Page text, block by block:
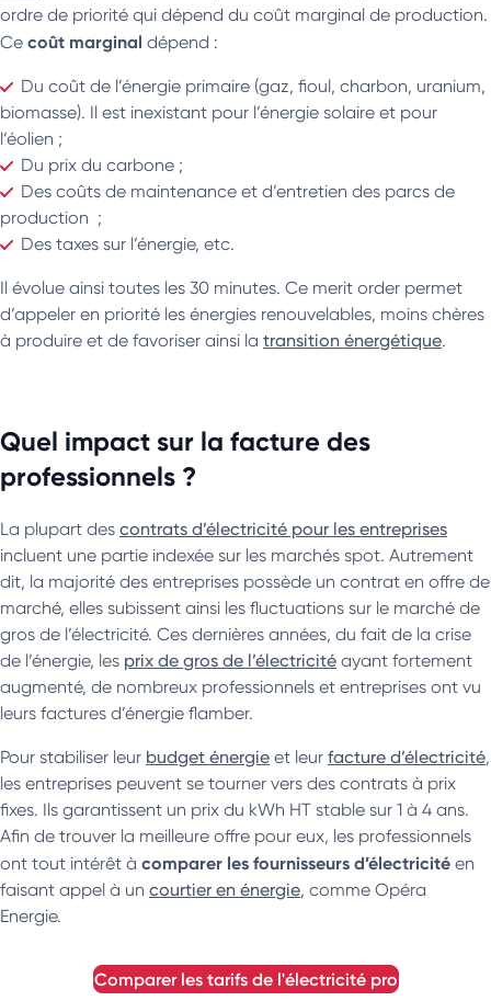
ordre de priorité qui dépend du coût marginal de production.
Ce coût marginal dépend :
Du coût de l’énergie primaire (gaz, fioul, charbon, uranium,
biomasse). Il est inexistant pour l’énergie solaire et pour
l’éolien ;
Du prix du carbone ;
Des coûts de maintenance et d’entretien des parcs de
production ;
Des taxes sur l’énergie, etc.
Il évolue ainsi toutes les 30 minutes. Ce merit order permet
d’appeler en priorité les énergies renouvelables, moins chères
à produire et de favoriser ainsi la transition énergétique.
Quel impact sur la facture des
professionnels ?
La plupart des contrats d’électricité pour les entreprises
incluent une partie indexée sur les marchés spot. Autrement
dit, la majorité des entreprises possède un contrat en offre de
marché, elles subissent ainsi les fluctuations sur le marché de
gros de l’électricité. Ces dernières années, du fait de la crise
de l’énergie, les prix de gros de l’électricité ayant fortement
augmenté, de nombreux professionnels et entreprises ont vu
leurs factures d’énergie flamber.
Pour stabiliser leur budget énergie et leur facture d’électricité,
les entreprises peuvent se tourner vers des contrats à prix
fixes. Ils garantissent un prix du kWh HT stable sur 1 à 4 ans.
Afin de trouver la meilleure offre pour eux, les professionnels
ont tout intérêt à comparer les fournisseurs d’électricité en
faisant appel à un courtier en énergie, comme Opéra
Energie.
comparer les tarifs de l'électricité pro